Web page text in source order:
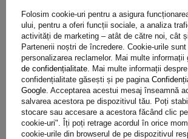
Specificație
Livrare
Pune o întrebare
Descărcare(1)
Folosim cookie-uri pentru a asigura
ului, pentru a oferi funcții sociale, a analiza
activități de marketing – atât de către noi, cât
Partenerii noștri de încredere. Cookie-urile
personalizarea reclamelor. Mai multe informații
de confidențialitate. Mai multe informații
confidențialitate găsești și pe pagina
Google. Acceptarea acestui mesaj înseamnă
salvarea acestora pe dispozitivul tău. Poți
stocare sau accesare a acestora făcând clic
cookie-uri". Îți poți retrage acordul în orice
cookie-urile din browserul de pe dispozitivul